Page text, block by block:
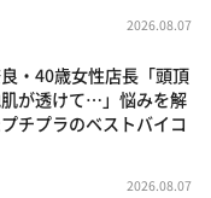
2026.08.07
・40歳女性店長「頭頂
が透けて…」悩みを解
チプラのベストバイコ
2026.08.07